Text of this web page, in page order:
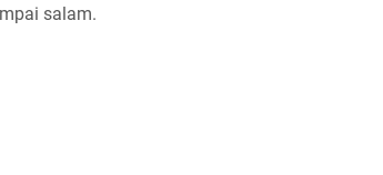
salam.